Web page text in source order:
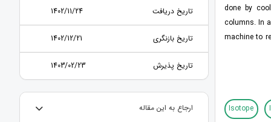
done by
columns. In
machine to
Isotope
تاریخ دریافت 1402/11/24
تاریخ بازنگری 1402/12/21
تاریخ پذیرش 1403/02/23
ارجاع به این مقاله